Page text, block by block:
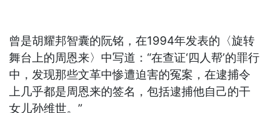
曾是胡耀邦智囊的阮铭，在1994年发表的〈旋转
舞台上的周恩来〉中写道：“在查证‘四人帮’的罪行
中，发现那些文革中惨遭迫害的冤案，在逮捕令
上几乎都是周恩来的签名，包括逮捕他自己的干
女儿孙维世。”